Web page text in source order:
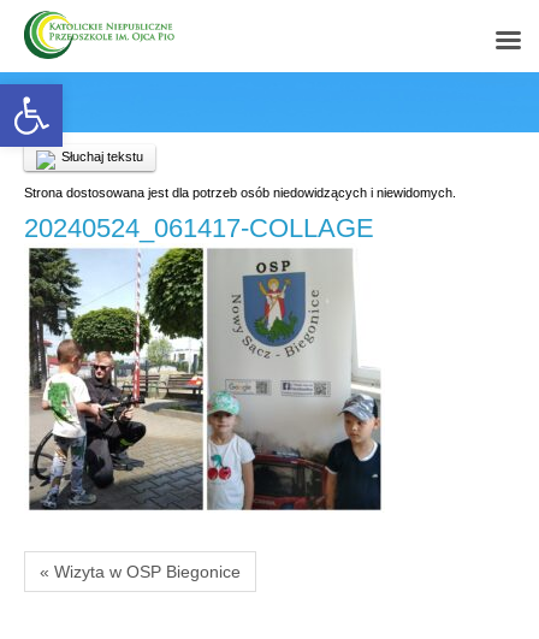
Open toolbar
Słuchaj tekstu
Strona dostosowana jest dla potrzeb osób niedowidzących i niewidomych.
20240524_061417-COLLAGE
« Wizyta w OSP Biegonice